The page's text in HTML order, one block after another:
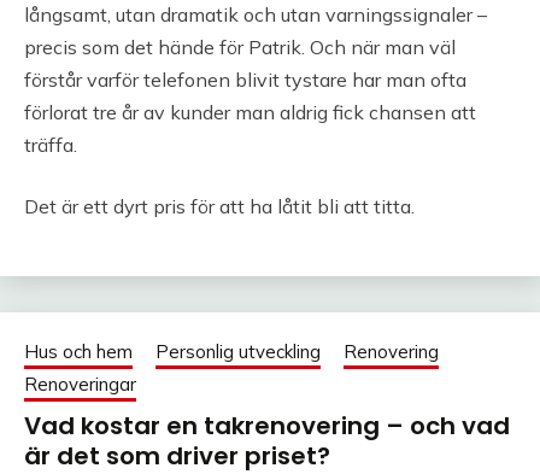
långsamt, utan dramatik och utan varningssignaler –
precis som det hände för Patrik. Och när man väl
förstår varför telefonen blivit tystare har man ofta
förlorat tre år av kunder man aldrig fick chansen att
träffa.
Det är ett dyrt pris för att ha låtit bli att titta.
Hus och hem Personlig utveckling
Renovering
Renoveringar
Vad kostar en takrenovering – och vad
är det som driver priset?